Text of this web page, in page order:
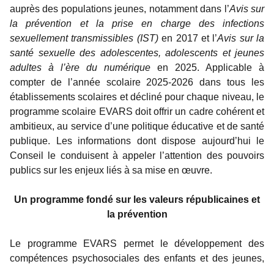
auprès des populations jeunes, notamment dans l’Avis sur
la prévention et la prise en charge des infections
sexuellement transmissibles (IST)en 2017 et l’Avis sur la
santé sexuelle des adolescentes, adolescents et jeunes
adultes à l’ère du numérique en 2025. Applicable à
compter de l’année scolaire 2025-2026 dans tous les
établissements scolaires et décliné pour chaque niveau, le
programme scolaire EVARS doit offrir un cadre cohérent et
ambitieux, au service d’une politique éducative et de santé
publique. Les informations dont dispose aujourd’hui le
Conseil le conduisent à appeler l’attention des pouvoirs
publics sur les enjeux liés à sa mise en œuvre.
Un programme fondé sur les valeurs républicaines et
la prévention
Le programme EVARS permet le développement des
compétences psychosociales des enfants et des jeunes,